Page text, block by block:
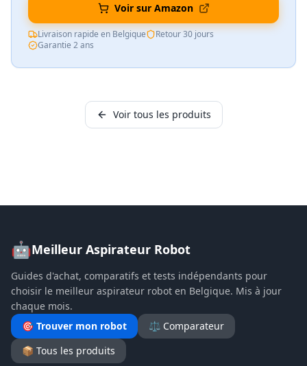
Voir sur Amazon
Livraison rapide en Belgique
Retour 30 jours
Garantie 2 ans
Voir tous les produits
🤖Meilleur Aspirateur Robot
Guides d'achat, comparatifs et tests indépendants pour
choisir le meilleur aspirateur robot en Belgique. Mis à jour
chaque mois.
🎯 Trouver mon robot
⚖️ Comparateur
📦 Tous les produits